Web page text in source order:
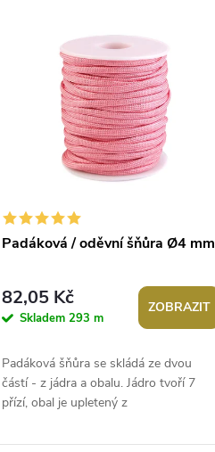
Padáková / oděvní šňůra Ø4 mm
82,05 Kč
Skladem 293 m
ZOBRAZIT
Padáková šňůra se skládá ze dvou
částí - z jádra a obalu. Jádro tvoří 7
přízí, obal je upletený z
Padáková...